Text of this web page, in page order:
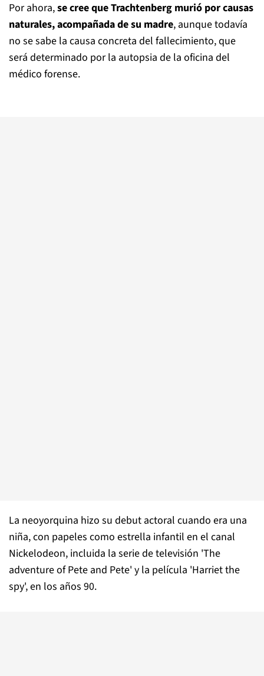
Por ahora,se cree que Trachtenberg murió por causas
naturales, acompañada de su madre, aunque todavía
no se sabe la causa concreta del fallecimiento, que
será determinado por la autopsia de la oficina del
médico forense.
La neoyorquina hizo su debut actoral cuando era una
niña, con papeles como estrella infantil en el canal
Nickelodeon, incluida la serie de televisión 'The
adventure of Pete and Pete' y la película 'Harriet the
spy', en los años 90.